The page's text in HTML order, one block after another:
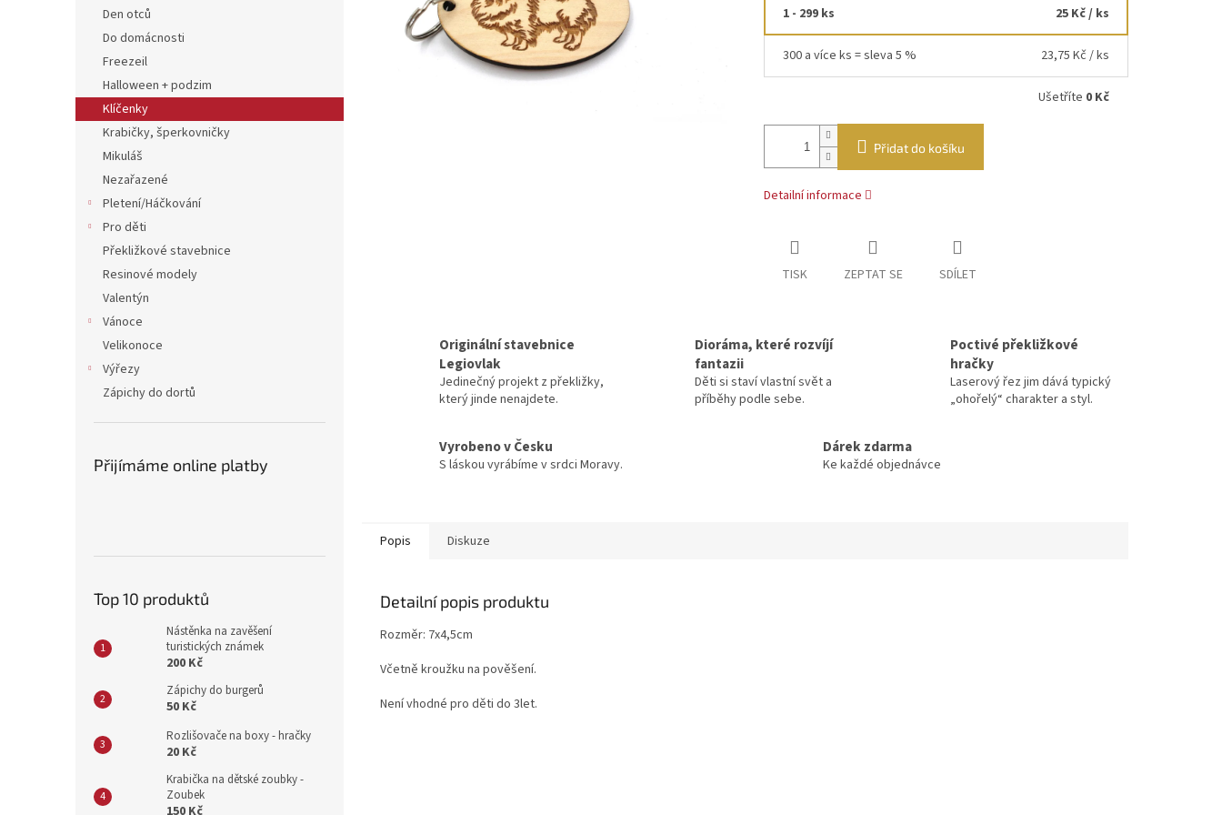
Den otců
Do domácnosti
Freezeil
Halloween + podzim
Klíčenky
Krabičky, šperkovničky
Mikuláš
Nezařazené
Pletení/Háčkování
Pro děti
Překližkové stavebnice
Resinové modely
Valentýn
Vánoce
Velikonoce
Výřezy
Zápichy do dortů
Přijímáme online platby
Top 10 produktů
Nástěnka na zavěšení
turistických známek
200 Kč
Zápichy do burgerů
50 Kč
Rozlišovače na boxy - hračky
20 Kč
Krabička na dětské zoubky -
Zoubek
150 Kč
1 - 299 ks 25 Kč/ ks
300 a více ks = sleva 5 % 23,75 Kč / ks
Ušetříte 0 Kč
Přidat do košíku
Detailní informace
TISK ZEPTAT SE SDÍLET
Originální stavebnice
Legiovlak
Jedinečný projekt z překližky,
který jinde nenajdete.
Dioráma, které rozvíjí
fantazii
Děti si staví vlastní svět a
příběhy podle sebe.
Poctivé překližkové
hračky
Laserový řez jim dává typický
„ohořelý“ charakter a styl.
Vyrobeno v Česku
S láskou vyrábíme v srdci Moravy.
Dárek zdarma
Ke každé objednávce
Popis Diskuze
Detailní popis produktu
Rozměr: 7x4,5cm
Včetně kroužku na pověšení.
Není vhodné pro děti do 3let.